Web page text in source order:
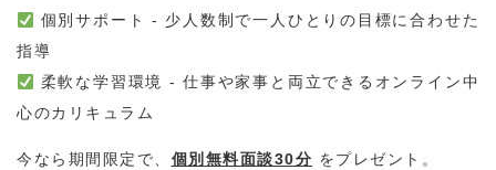
個別サポート - 少人数制で一人ひとりの目標に合わせた
指導
柔軟な学習環境 - 仕事や家事と両立できるオンライン中
心のカリキュラム
今なら期間限定で、 個別無料面談30分 をプレゼント。